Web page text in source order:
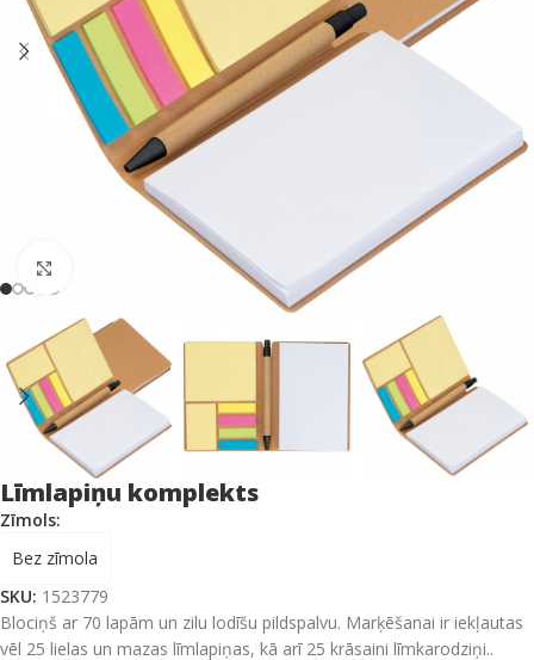
Līmlapiņu komplekts
Zīmols:
Bez zīmola
SKU: 1523779
Blociņš ar 70 lapām un zilu lodīšu pildspalvu. Marķēšanai ir iekļautas
vēl 25 lielas un mazas līmlapiņas, kā arī 25 krāsaini līmkarodziņi..